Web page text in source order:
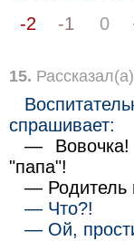
-2
-1 0
15.
спрашивает:
—
"папа"!
— Родитель
— Что?!
— Ой,